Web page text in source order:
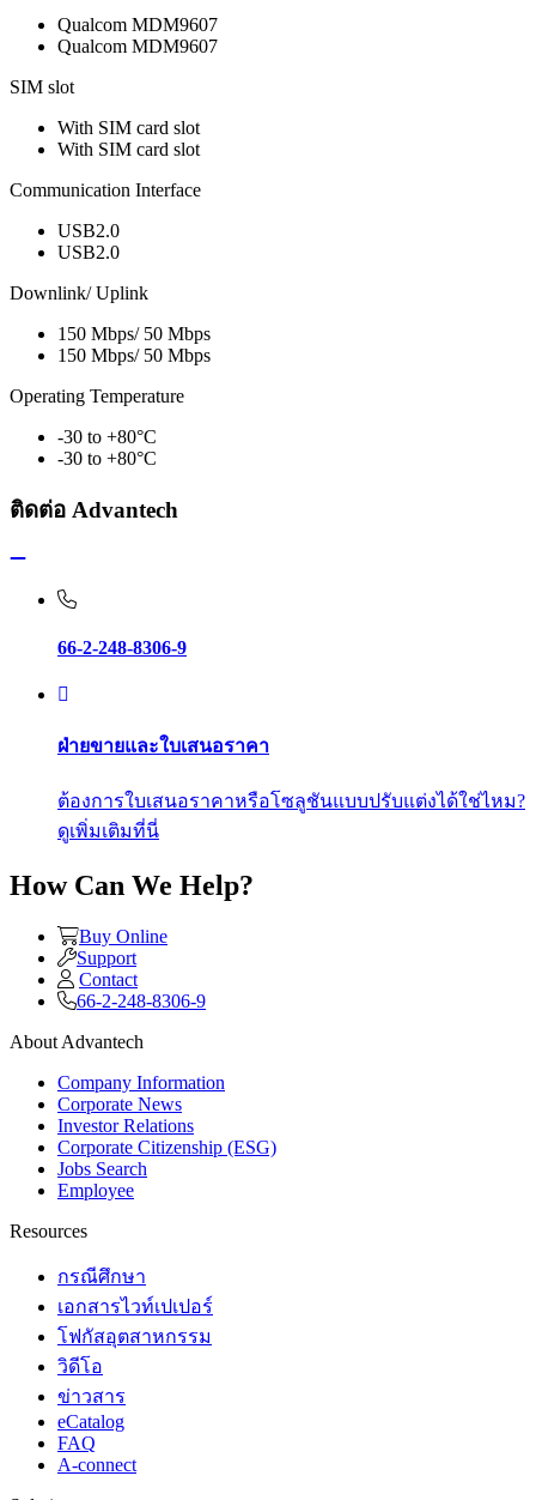
Qualcom MDM9607
Qualcom MDM9607
SIM slot
With SIM card slot
With SIM card slot
Communication Interface
USB2.0
USB2.0
Downlink/ Uplink
150 Mbps/ 50 Mbps
150 Mbps/ 50 Mbps
Operating Temperature
-30 to +80°C
-30 to +80°C
ติดต่อ Advantech
66-2-248-8306-9
ฝ่ายขายและใบเสนอราคา
ต้องการใบเสนอราคาหรือโซลูชันแบบปรับแต่งได้ใช่ไหม?
ดูเพิ่มเติมที่นี่
How Can We Help?
Buy Online
Support
Contact
66-2-248-8306-9
About Advantech
Company Information
Corporate News
Investor Relations
Corporate Citizenship (ESG)
Jobs Search
Employee
Resources
กรณีศึกษา
เอกสารไวท์เปเปอร์
โฟกัสอุตสาหกรรม
วิดีโอ
ข่าวสาร
eCatalog
FAQ
A-connect